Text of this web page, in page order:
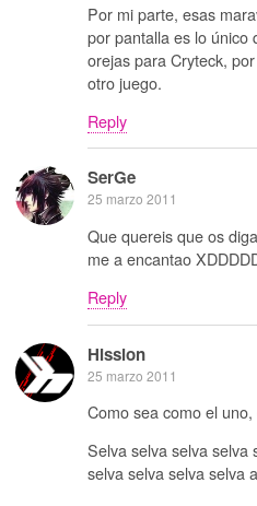
Por mi parte, esas
por pantalla es lo único
orejas para Cryteck,
otro juego.
Reply
SerGe
25 marzo 2011
Que quereis que os
me a encantao
Reply
Hission
25 marzo 2011
Como sea como el
Selva selva selva selva
selva selva selva selva